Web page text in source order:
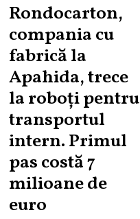
G
T
7
2
Rondocarton,
compania cu
fabrică la
Apahida, trece
la roboți pentru
transportul
intern. Primul
pas costă 7
milioane de
euro